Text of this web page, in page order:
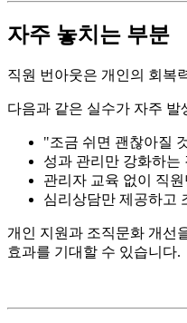
자주 놓치는 부분
직원 번아웃은 개인의 회복
다음과 같은 실수가 자주 발
"조금 쉬면 괜찮아질
성과 관리만 강화하는
관리자 교육 없이 직
심리상담만 제공하고
개인 지원과 조직문화 개선
효과를 기대할 수 있습니다.